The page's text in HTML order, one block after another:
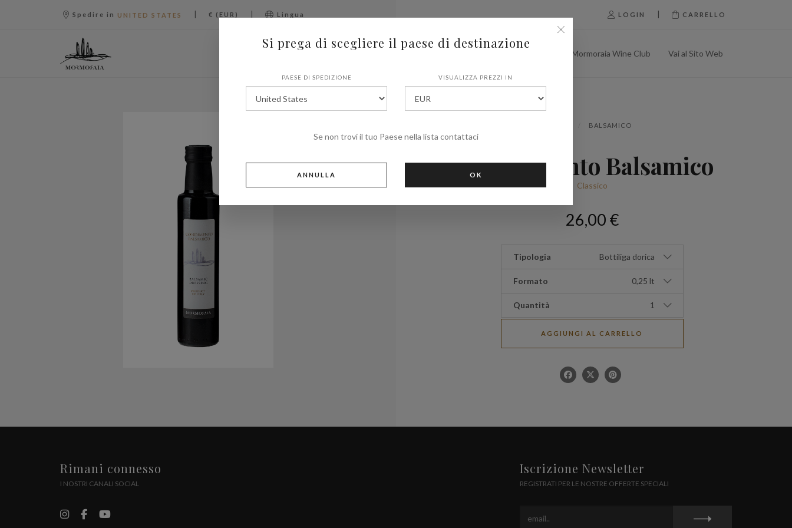
Spedire in UNITED STATES | € (EUR) | Lingua LOGIN | CARRELLO
Mormoraia Wine Club Vai al Sito Web
BALSAMICO
Condimento Balsamico
Classico
26,00 €
Tipologia Bottiliga dorica
Formato 0,25 lt
Quantità 1
AGGIUNGI AL CARRELLO
Rimani connesso
I NOSTRI CANALI SOCIAL
Iscrizione Newsletter
REGISTRATI PER LE NOSTRE OFFERTE SPECIALI
Si prega di scegliere il paese di destinazione
PAESE DI SPEDIZIONE VISUALIZZA PREZZI IN
Se non trovi il tuo Paese nella lista contattaci
ANNULLA OK